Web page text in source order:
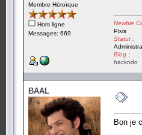
Membre Héroïque
Hors ligne
Messages: 669
Newbie
Pixis
Statut :
Blog :
hackndo
BAAL
Bon je